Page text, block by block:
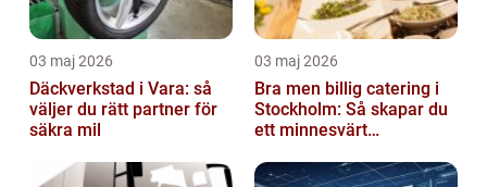
03 maj 2026
Däckverkstad i Vara: så
väljer du rätt partner för
säkra mil
03 maj 2026
Bra men billig catering i
Stockholm: Så skapar du
ett minnesvärt